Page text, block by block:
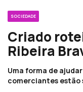
SOCIEDADE
Criado
Ribeira
Uma forma de
comerciantes